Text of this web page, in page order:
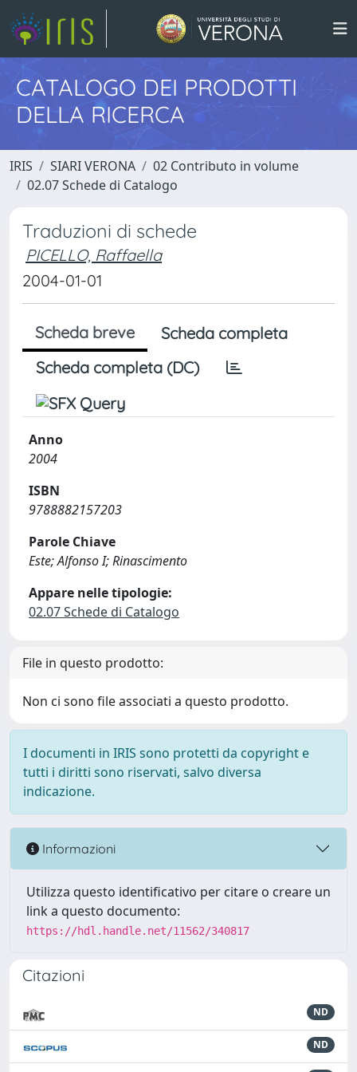
CATALOGO DEI PRODOTTI
DELLA RICERCA
IRIS SIARI VERONA
02 Contributo in volume
02.07 Schede di Catalogo
Traduzioni di schede
PICELLO, Raffaella
2004-01-01
Scheda breve
Scheda completa
Scheda completa (DC)
Anno
2004
ISBN
9788882157203
Parole Chiave
Este; Alfonso I; Rinascimento
Appare nelle tipologie:
02.07 Schede di Catalogo
File in questo prodotto:
Non ci sono file associati a questo prodotto.
I documenti in IRIS sono protetti da copyright e
tutti i diritti sono riservati, salvo diversa
indicazione.
Informazioni
Utilizza questo identificativo per citare o creare un
link a questo documento:
https://hdl.handle.net/11562/340817
Citazioni
ND
ND